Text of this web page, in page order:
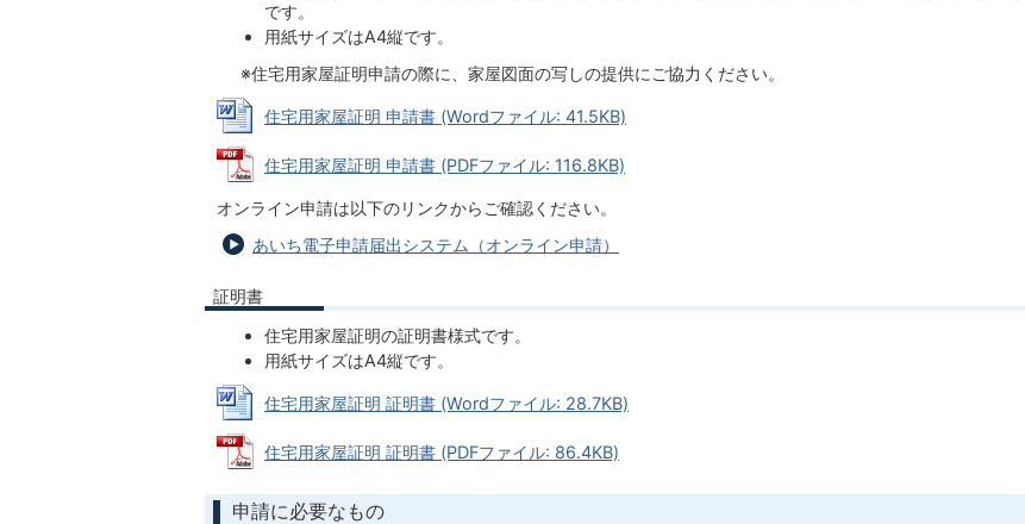
です。
用紙サイズはA4縦です。
※住宅用家屋証明申請の際に、家屋図面の写しの提供にご協力ください。
住宅用家屋証明 申請書 (Wordファイル: 41.5KB)
住宅用家屋証明 申請書 (PDFファイル: 116.8KB)
オンライン申請は以下のリンクからご確認ください。
あいち電子申請届出システム（オンライン申請）
証明書
住宅用家屋証明の証明書様式です。
用紙サイズはA4縦です。
住宅用家屋証明 証明書 (Wordファイル: 28.7KB)
住宅用家屋証明 証明書 (PDFファイル: 86.4KB)
申請に必要なもの